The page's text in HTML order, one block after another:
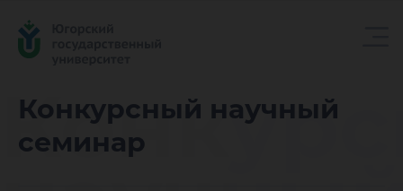
Конкурсный научный
семинар